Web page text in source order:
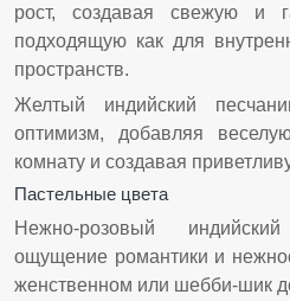
рост, создавая свежую и
подходящую как для
пространств.
Желтый индийский
оптимизм, добавляя
комнату и создавая
Пастельные цвета
Нежно-розовый
ощущение романтики и
женственном или шебби-шик